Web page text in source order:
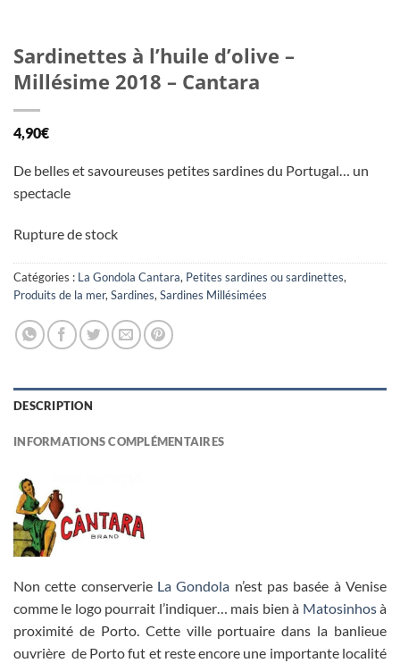
Sardinettes à l’huile d’olive –
Millésime 2018 – Cantara
4,90€
De belles et savoureuses petites sardines du Portugal… un
spectacle
Rupture de stock
Catégories : La Gondola Cantara, Petites sardines ou sardinettes,
Produits de la mer,Sardines,Sardines Millésimées
DESCRIPTION
INFORMATIONS COMPLÉMENTAIRES
Non cette conserverie La Gondola n’est pas basée à Venise
comme le logo pourrait l’indiquer… mais bien à Matosinhosà
proximité de Porto. Cette ville portuaire dans la banlieue
ouvrière de Porto fut et reste encore une importante localité